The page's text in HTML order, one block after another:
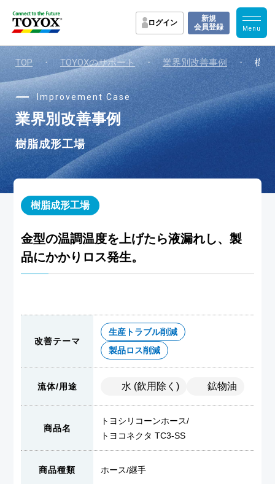
ログイン
新規
会員登録
TOP ・ TOYOXのサポート ・ 業界別改善事例 ・ 樹
Improvement Case
業界別改善事例
樹脂成形工場
樹脂成形工場
金型の温調温度を上げたら液漏れし、製
品にかかりロス発生。
改善テーマ
生産トラブル削減
製品ロス削減
流体/用途 水 (飲用除く) 鉱物油
商品名
トヨシリコーンホース/
トヨコネクタ TC3-SS
商品種類 ホース/継手